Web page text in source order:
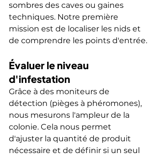
sombres des caves ou gaines
techniques. Notre première
mission est de localiser les nids et
de comprendre les points d'entrée.
Évaluer le niveau
d'infestation
Grâce à des moniteurs de
détection (pièges à phéromones),
nous mesurons l'ampleur de la
colonie. Cela nous permet
d'ajuster la quantité de produit
nécessaire et de définir si un seul